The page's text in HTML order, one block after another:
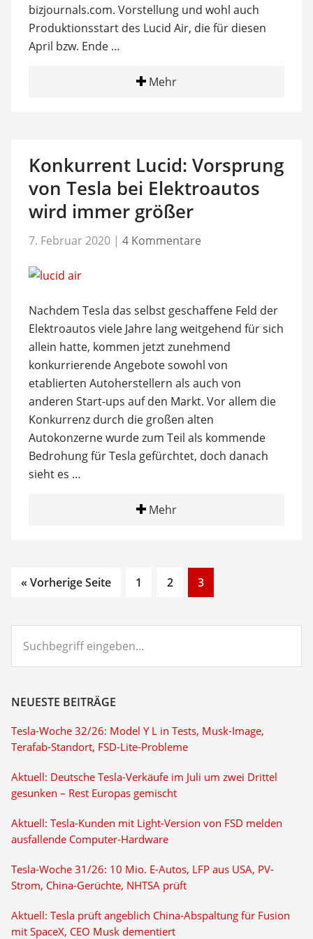
bizjournals.com. Vorstellung und wohl auch
Produktionsstart des Lucid Air, die für diesen
April bzw. Ende …
Mehr
Konkurrent Lucid: Vorsprung
von Tesla bei Elektroautos
wird immer größer
7. Februar 2020 | 4 Kommentare
Nachdem Tesla das selbst geschaffene Feld der
Elektroautos viele Jahre lang weitgehend für sich
allein hatte, kommen jetzt zunehmend
konkurrierende Angebote sowohl von
etablierten Autoherstellern als auch von
anderen Start-ups auf den Markt. Vor allem die
Konkurrenz durch die großen alten
Autokonzerne wurde zum Teil als kommende
Bedrohung für Tesla gefürchtet, doch danach
sieht es …
Mehr
« Vorherige Seite
Go
1
Go
2
Go
to
3
eingeben...
NEUESTE BEITRÄGE
Tesla-Woche 32/26: Model Y L in Tests, Musk-Image,
Terafab-Standort, FSD-Lite-Probleme
Aktuell: Deutsche Tesla-Verkäufe im Juli um zwei Drittel
gesunken – Rest Europas gemischt
Aktuell: Tesla-Kunden mit Light-Version von FSD melden
ausfallende Computer-Hardware
Tesla-Woche 31/26: 10 Mio. E-Autos, LFP aus USA, PV-
Strom, China-Gerüchte, NHTSA prüft
Aktuell: Tesla prüft angeblich China-Abspaltung für Fusion
mit SpaceX, CEO Musk dementiert